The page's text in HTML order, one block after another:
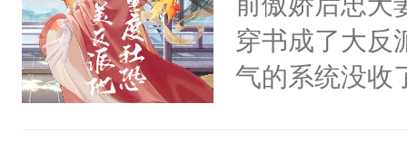
点脑袋，看着
常见问题一：
教科书版：“
穿书成了大反
气的系统没收